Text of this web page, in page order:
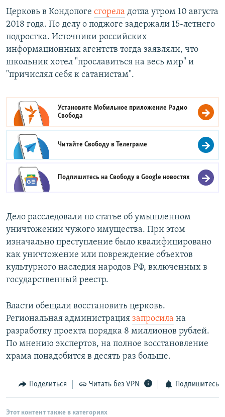
Церковь в Кондопоге сгорела дотла утром 10 августа
2018 года. По делу о поджоге задержали 15-летнего
подростка. Источники российских
информационных агентств тогда заявляли, что
школьник хотел "прославиться на весь мир" и
"причислял себя к сатанистам".
Установите Мобильное приложение Радио
Свобода
Читайте Свободу вТелеграме
Подпишитесь на Свободу вGoogle новостях
Дело расследовали по статье об умышленном
уничтожении чужого имущества. При этом
изначально преступление было квалифицировано
как уничтожение или повреждение объектов
культурного наследия народов РФ, включенных в
государственный реестр.
Власти обещали восстановить церковь.
Региональная администрация запросила на
разработку проекта порядка 8 миллионов рублей.
По мнению экспертов, на полное восстановление
храма понадобится в десять раз больше.
Поделиться Читать без VPN Подпишитесь
Этот контент также в категориях